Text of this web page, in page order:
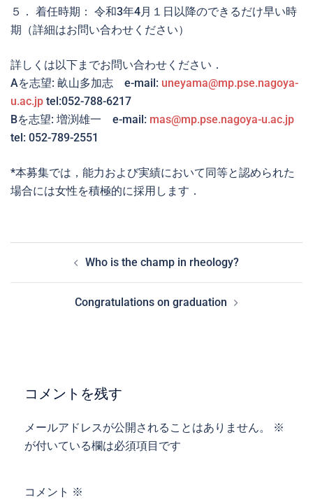
５． 着任時期： 令和3年4月１日以降のできるだけ早い時
期（詳細はお問い合わせください）
詳しくは以下までお問い合わせください．
Aを志望: 畝山多加志 e-mail: uneyama@mp.pse.nagoya-
u.ac.jp tel:052-788-6217
Bを志望: 増渕雄一 e-mail: mas@mp.pse.nagoya-u.ac.jp
tel: 052-789-2551
*本募集では，能力および実績において同等と認められた
場合には女性を積極的に採用します．
ョ
Who is the champ in rheology?
Congratulations on graduation
コメントを残す
メールアドレスが公開されることはありません。
※
が付いている欄は必須項目です
コメント ※